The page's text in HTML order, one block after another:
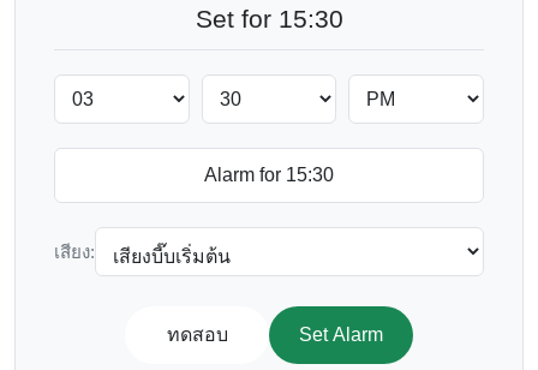
Set for 15:30
เสียง:
ทดสอบ Set Alarm